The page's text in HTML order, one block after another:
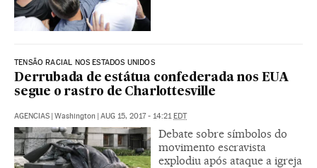
TENSÃO RACIAL NOS ESTADOS UNIDOS
Derrubada de estátua confederada nos EUA
segue o rastro de Charlottesville
AGENCIAS | Washington | AUG 15, 2017 - 14:21EDT
Debate sobre símbolos do
movimento escravista
explodiu após ataque a igreja